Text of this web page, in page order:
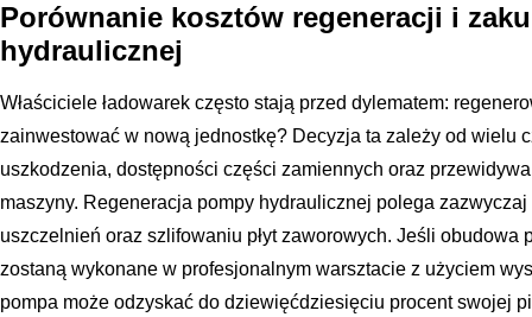
Porównanie kosztów regeneracji i
hydraulicznej
Właściciele ładowarek często stają przed dylematem:
zainwestować w nową jednostkę? Decyzja ta zależy od wielu
uszkodzenia, dostępności części zamiennych oraz
maszyny. Regeneracja pompy hydraulicznej polega
uszczelnień oraz szlifowaniu płyt zaworowych. Jeśli obudowa
zostaną wykonane w profesjonalnym warsztacie z użyciem
pompa może odzyskać do dziewięćdziesięciu procent swojej